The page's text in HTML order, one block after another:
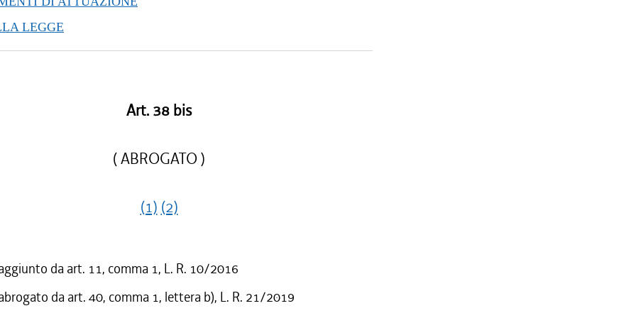
al 12/01/2016
al 12/11/2015
LEGGE
Art. 38 bis
( ABROGATO )
(1) (2)
da art. 11, comma 1, L. R. 10/2016
da art. 40, comma 1, lettera b), L. R. 21/2019